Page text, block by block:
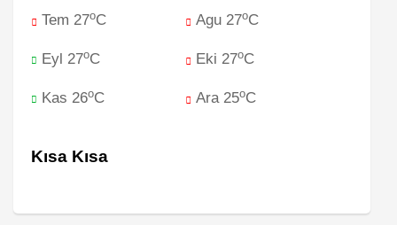
Tem 27oC Agu 27oC
Eyl 27oC Eki 27oC
Kas 26oC Ara 25oC
Kısa Kısa